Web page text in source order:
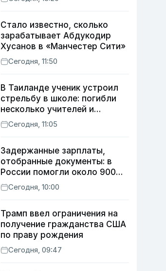
Стало известно, сколько
зарабатывает Абдукодир
Хусанов в «Манчестер Сити»
Сегодня, 11:50
В Таиланде ученик устроил
стрельбу в школе: погибли
несколько учителей и
учащихся
Сегодня, 11:05
Задержанные зарплаты,
отобранные документы: в
России помогли около 900
мигрантам из Узбекистана
Сегодня, 10:00
Трамп ввел ограничения на
получение гражданства США
по праву рождения
Сегодня, 09:47